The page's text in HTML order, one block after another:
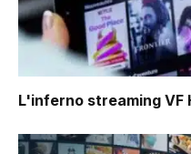
L'inferno streaming VF